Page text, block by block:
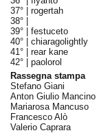
37° | rogertah
38° |
39° | festuceto
40° | chiaragolightly
41° | rear kane
42° | paolorol
Rassegna stampa
Stefano Giani
Anton Giulio Mancino
Mariarosa Mancuso
Francesco Alò
Valerio Caprara